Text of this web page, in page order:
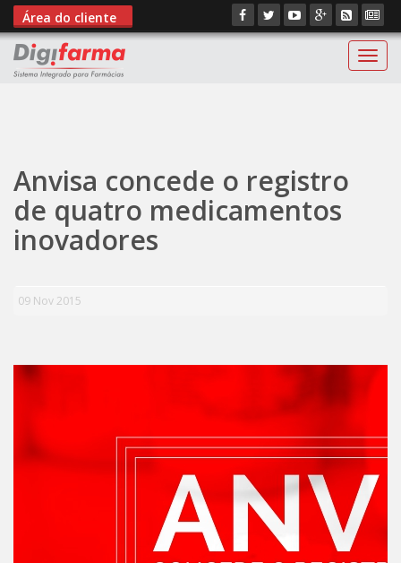
Área do cliente
Anvisa concede o registro
de quatro medicamentos
inovadores
09 Nov 2015